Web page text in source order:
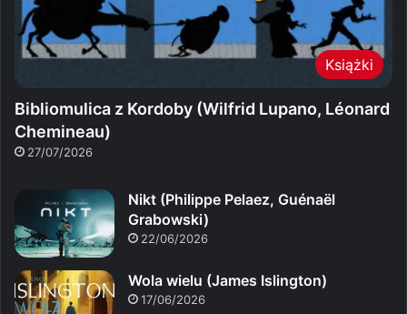
Książki
Bibliomulica z Kordoby (Wilfrid Lupano, Léonard
Chemineau)
27/07/2026
Nikt (Philippe Pelaez, Guénaël
Grabowski)
22/06/2026
Wola wielu (James Islington)
17/06/2026